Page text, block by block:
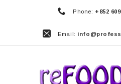
Phone: +852
Email: